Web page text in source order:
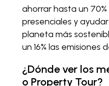
ahorrar hasta un 70%
presenciales y
planeta más
un 16% las emisiones
¿Dónde ver los
o Property Tour?